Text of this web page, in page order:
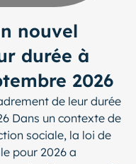
nouvel
durée à
2026
de leur durée
Dans un contexte de
sociale, la loi de
pour 2026 a